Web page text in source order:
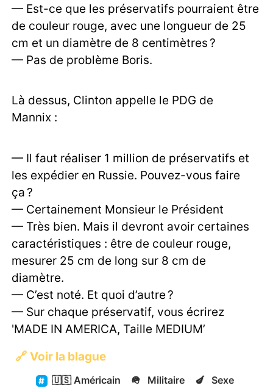
— Est-ce que les préservatifs pourraient être
de couleur rouge, avec une longueur de 25
cm et un diamètre de 8 centimètres ?
— Pas de problème Boris.
Là dessus, Clinton appelle le PDG de
Mannix :
— Il faut réaliser 1 million de préservatifs et
les expédier en Russie. Pouvez-vous faire
ça ?
— Certainement Monsieur le Président
— Très bien. Mais il devront avoir certaines
caractéristiques : être de couleur rouge,
mesurer 25 cm de long sur 8 cm de
diamètre.
— C’est noté. Et quoi d’autre ?
— Sur chaque préservatif, vous écrirez
'MADE IN AMERICA, Taille MEDIUM’
🔗 Voir la blague
🇺🇸Américain 🪖 Militaire 🍆 Sexe